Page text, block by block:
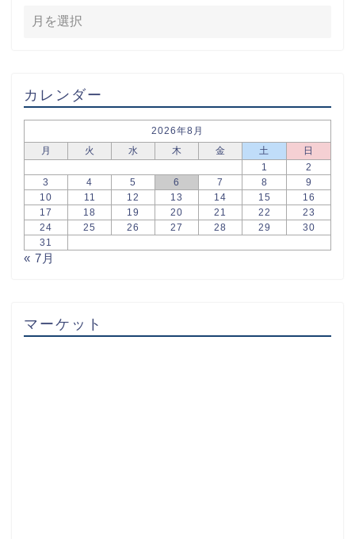
カレンダー
2026年8月
月
火 水 木 金 土
日
1
2
3
4 5 6 7 8
9
10
11 12 13 14 15
16
17
18 19 20 21 22
23
24
25 26 27 28 29
30
31
« 7月
マーケット